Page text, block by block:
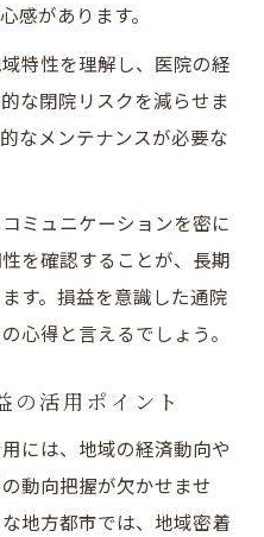
感があります。
特性を理解し、医院の経
な閉院リスクを減らせま
なメンテナンスが必要な
ミュニケーションを密に
を確認することが、長期
す。損益を意識した通院
心得と言えるでしょう。
の活用ポイント
には、地域の経済動向や
動向把握が欠かせませ
地方都市では、地域密着